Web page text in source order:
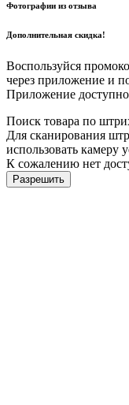
Фотографии из отзыва
Дополнительная скидка!
Воспользуйся
через приложение и
Приложение
Поиск товара по
Для сканирования
использовать камеру
К сожалению нет
Разрешить